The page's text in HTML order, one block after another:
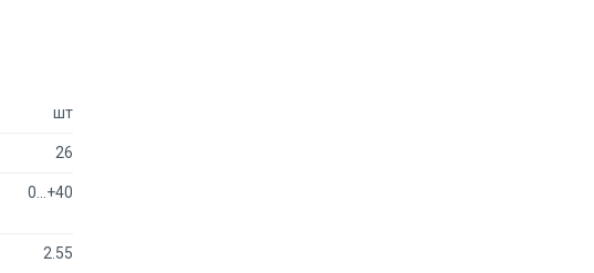
шт
26
0...+40
2.55